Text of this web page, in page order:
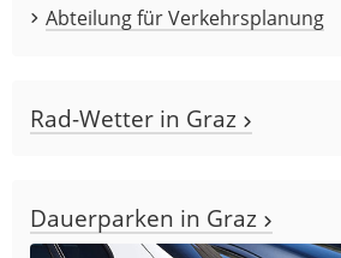
Abteilung für Verkehrsplanung
Rad-Wetter in Graz
Dauerparken in Graz